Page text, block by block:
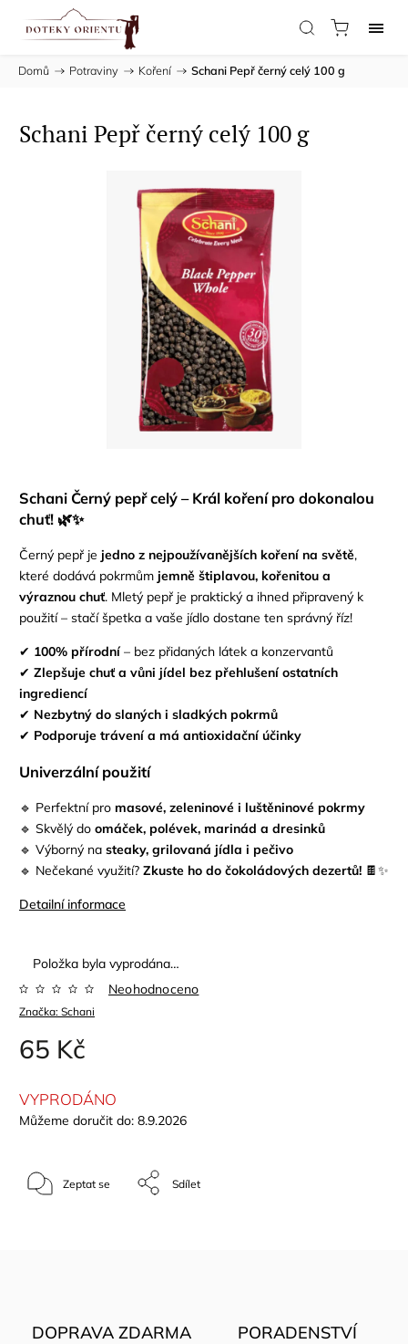
Domů / Potraviny / Koření / Schani Pepř černý celý 100 g
Schani Pepř černý celý 100 g
Schani Černý pepř celý – Král koření pro dokonalou
chuť! 🌿✨
Černý pepř je jedno z nejpoužívanějších koření na světě,
které dodává pokrmům jemně štiplavou, kořenitou a
výraznou chuť. Mletý pepř je praktický a ihned připravený k
použití – stačí špetka a vaše jídlo dostane ten správný říz!
✔ 100% přírodní– bez přidaných látek a konzervantů
✔ Zlepšuje chuť a vůni jídel bez přehlušení ostatních
ingrediencí
✔ Nezbytný do slaných i sladkých pokrmů
✔ Podporuje trávení a má antioxidační účinky
Univerzální použití
🔹 Perfektní pro masové, zeleninové i luštěninové pokrmy
🔹 Skvělý do omáček, polévek, marinád a dresinků
🔹 Výborný na steaky, grilovaná jídla i pečivo
🔹 Nečekané využití? Zkuste ho do čokoládových dezertů! 🍫✨
Detailní informace
Položka byla vyprodána…
Značka: Schani
Neohodnoceno
65 Kč
VYPRODÁNO
Můžeme doručit do: 8.9.2026
Zeptat se Sdílet
DOPRAVA ZDARMA PORADENSTVÍ